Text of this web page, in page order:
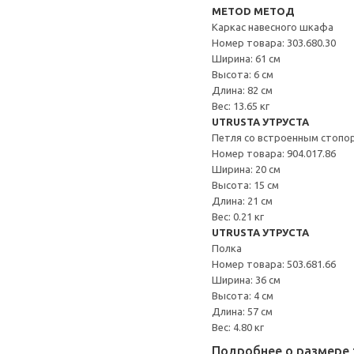
METOD МЕТОД
Каркас навесного шкафа
Номер товара: 303.680.30
Ширина: 61 см
Высота: 6 см
Длина: 82 см
Вес: 13.65 кг
UTRUSTA УТРУСТА
Петля со встроенным
Номер товара: 904.017.86
Ширина: 20 см
Высота: 15 см
Длина: 21 см
Вес: 0.21 кг
UTRUSTA УТРУСТА
Полка
Номер товара: 503.681.66
Ширина: 36 см
Высота: 4 см
Длина: 57 см
Вес: 4.80 кг
Подробнее о размере